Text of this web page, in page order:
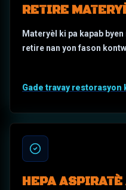
RETIRE
Materyèl ki pa kapab
retire nan yon fason
Gade travay restorasyon
HEPA